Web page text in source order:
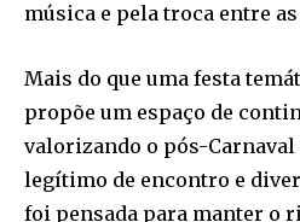
música e pela troca entre
Mais do que uma festa
propõe um espaço de
valorizando o pós-
legítimo de encontro e
foi pensada para manter o